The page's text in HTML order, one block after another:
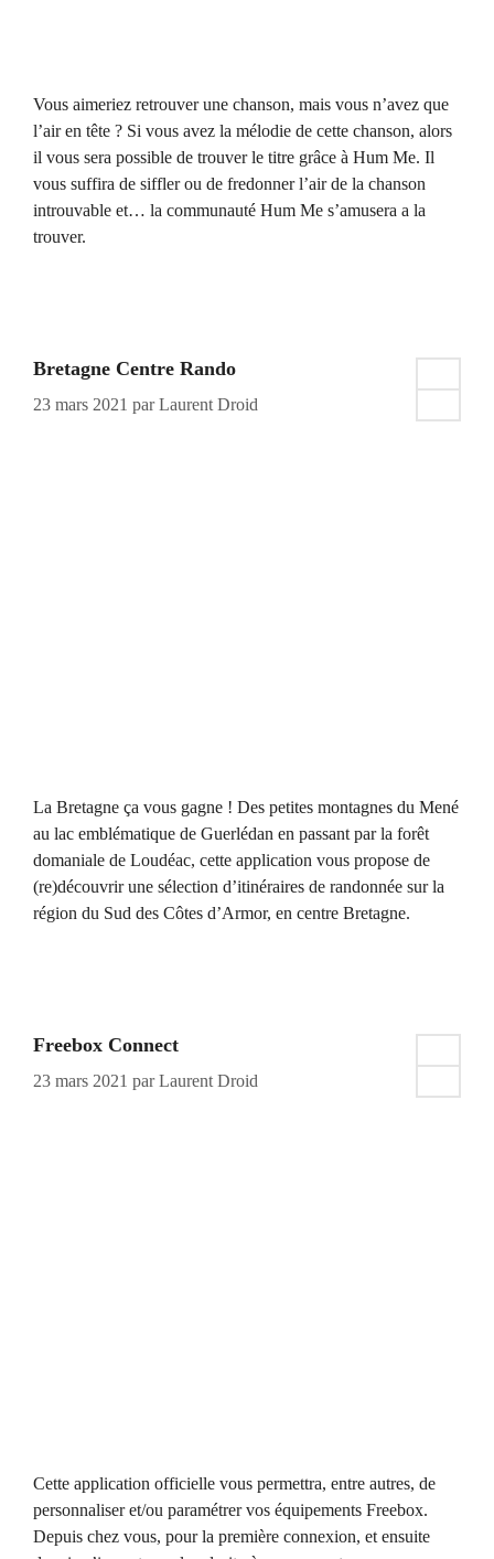
Vous aimeriez retrouver une chanson, mais vous n’avez que
l’air en tête ? Si vous avez la mélodie de cette chanson, alors
il vous sera possible de trouver le titre grâce à Hum Me. Il
vous suffira de siffler ou de fredonner l’air de la chanson
introuvable et… la communauté Hum Me s’amusera a la
trouver.
Bretagne Centre Rando
23 mars 2021 parLaurent Droid
La Bretagne ça vous gagne ! Des petites montagnes du Mené
au lac emblématique de Guerlédan en passant par la forêt
domaniale de Loudéac, cette application vous propose de
(re)découvrir une sélection d’itinéraires de randonnée sur la
région du Sud des Côtes d’Armor, en centre Bretagne.
Freebox Connect
23 mars 2021 parLaurent Droid
Cette application officielle vous permettra, entre autres, de
personnaliser et/ou paramétrer vos équipements Freebox.
Depuis chez vous, pour la première connexion, et ensuite